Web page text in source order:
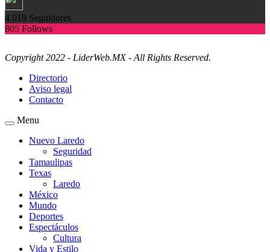
4.019 Seguidores
805 Follows
Copyright 2022 - LiderWeb.MX - All Rights Reserved.
Directorio
Aviso legal
Contacto
Menu
Nuevo Laredo
Seguridad
Tamaulipas
Texas
Laredo
México
Mundo
Deportes
Espectáculos
Cultura
Vida y Estilo